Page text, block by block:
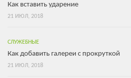
Как вставить ударение
21 ИЮЛ, 2018
СЛУЖЕБНЫЕ
Как добавить галереи с прокруткой
21 ИЮЛ, 2018